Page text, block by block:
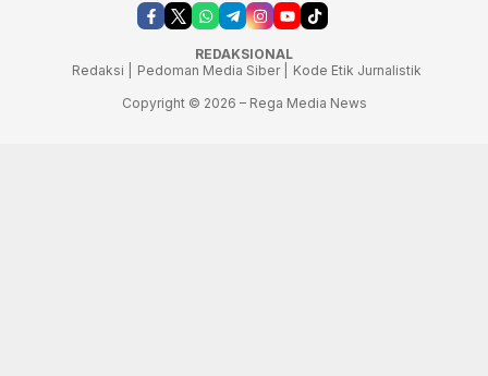
REDAKSIONAL
Redaksi |
Pedoman Media Siber |
Kode Etik Jurnalistik
Copyright © 2026 – Rega Media News